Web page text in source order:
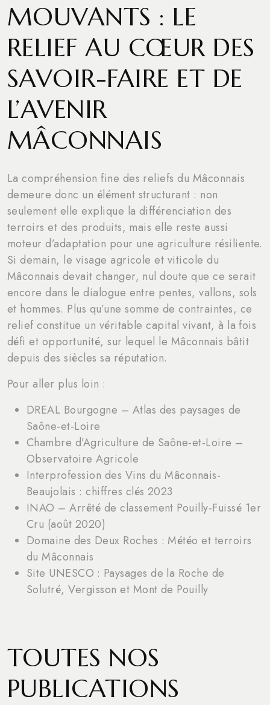
MOUVANTS : LE
RELIEF AU CŒUR DES
SAVOIR-FAIRE ET DE
L’AVENIR
MÂCONNAIS
La compréhension fine des reliefs du Mâconnais
demeure donc un élément structurant : non
seulement elle explique la différenciation des
terroirs et des produits, mais elle reste aussi
moteur d’adaptation pour une agriculture résiliente.
Si demain, le visage agricole et viticole du
Mâconnais devait changer, nul doute que ce serait
encore dans le dialogue entre pentes, vallons, sols
et hommes. Plus qu’une somme de contraintes, ce
relief constitue un véritable capital vivant, à la fois
défi et opportunité, sur lequel le Mâconnais bâtit
depuis des siècles sa réputation.
Pour aller plus loin :
DREAL Bourgogne – Atlas des paysages de
Saône-et-Loire
Chambre d’Agriculture de Saône-et-Loire –
Observatoire Agricole
Interprofession des Vins du Mâconnais-
Beaujolais : chiffres clés 2023
INAO – Arrêté de classement Pouilly-Fuissé 1er
Cru (août 2020)
Domaine des Deux Roches : Météo et terroirs
du Mâconnais
Site UNESCO : Paysages de la Roche de
Solutré, Vergisson et Mont de Pouilly
TOUTES NOS
PUBLICATIONS